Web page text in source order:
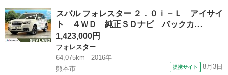
名： スバル ■ 車種名： ステラ ■ グレード名： Ｌ ／タイミ
ングベルト交換済み／キーレス／ＣＤデッキ／電格ミラー ■ 排気
量： 660cc ■...
福岡 古賀市
スバル フォレスター ２．０ｉ－Ｌ アイサイ
ト ４ＷＤ 純正ＳＤナビ バックカ…
1,423,000円
フォレスター
64,075km
2016年
熊本市
提携サイト 8月3日